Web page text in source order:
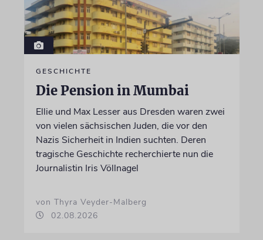
GESCHICHTE
Die Pension in Mumbai
Ellie und Max Lesser aus Dresden waren zwei
von vielen sächsischen Juden, die vor den
Nazis Sicherheit in Indien suchten. Deren
tragische Geschichte recherchierte nun die
Journalistin Iris Völlnagel
von Thyra Veyder-Malberg
02.08.2026